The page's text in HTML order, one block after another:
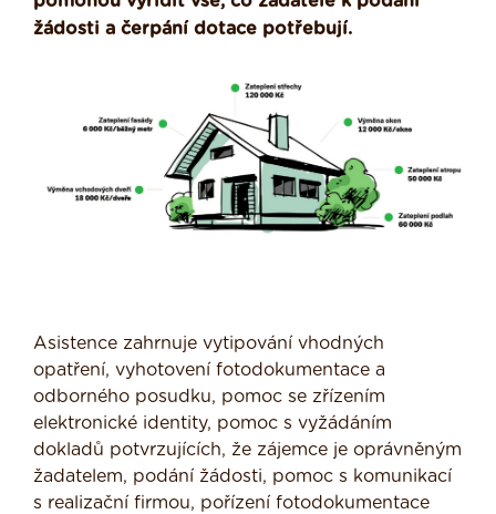
žádosti a čerpání dotace potřebují.
Asistence zahrnuje vytipování vhodných
opatření, vyhotovení fotodokumentace a
odborného posudku, pomoc se zřízením
elektronické identity, pomoc s vyžádáním
dokladů potvrzujících, že zájemce je oprávněným
žadatelem, podání žádosti, pomoc s komunikací
s realizační firmou, pořízení fotodokumentace